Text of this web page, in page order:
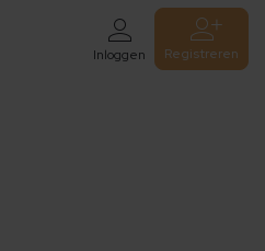
Inloggen Registreren